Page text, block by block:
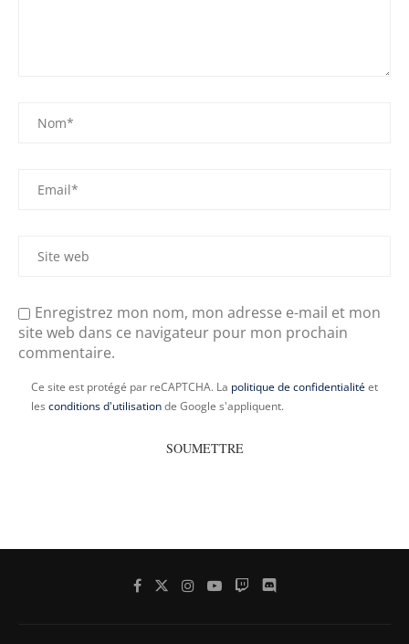
Enregistrez mon nom, mon adresse e-mail et mon
site web dans ce navigateur pour mon prochain
commentaire.
Ce site est protégé par reCAPTCHA. La politique de confidentialitéet
les conditions d'utilisationde Google s'appliquent.